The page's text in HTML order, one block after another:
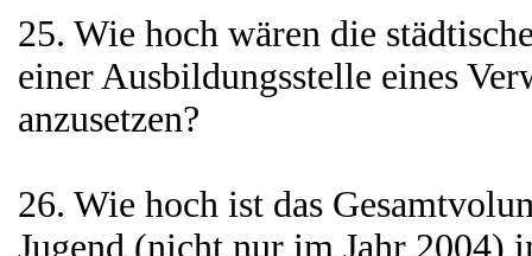
25. Wie hoch wären die
einer Ausbildungsstelle eines
anzusetzen?
26. Wie hoch ist das
Jugend (nicht nur im Jahr 2004)